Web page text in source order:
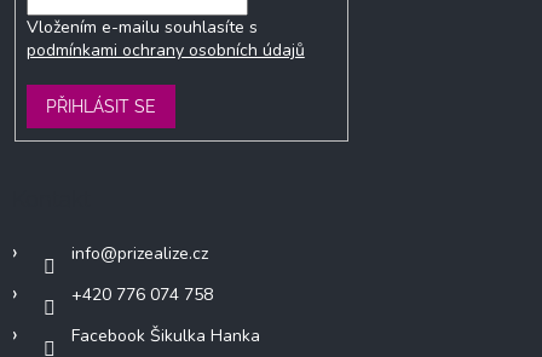
Vložením e-mailu souhlasíte s
podmínkami ochrany osobních údajů
PŘIHLÁSIT SE
info@prizealize.cz
+420 776 074 758
Facebook Šikulka Hanka